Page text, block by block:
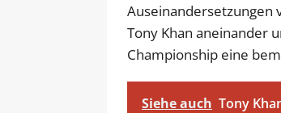
Auseinandersetzungen
Tony Khan aneinander
Championship eine
Siehe auch Tony